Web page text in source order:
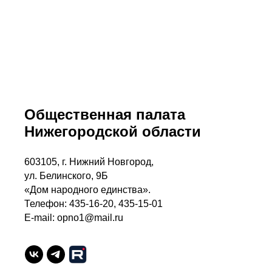
Общественная палата
Нижегородской области
603105, г. Нижний Новгород,
ул. Белинского, 9Б
«Дом народного единства».
Телефон: 435-16-20, 435-15-01
E-mail: opno1@mail.ru